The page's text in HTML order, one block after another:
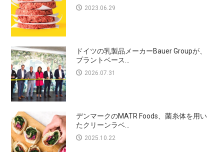
2023.06.29
ドイツの乳製品メーカーBauer Groupが、
プラントベース...
2026.07.31
デンマークのMATR Foods、菌糸体を用い
たクリーンラベ...
2025.10.22